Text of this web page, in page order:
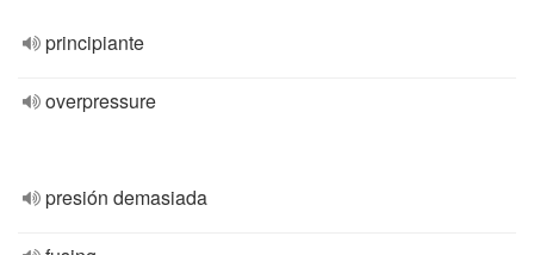
principiante
overpressure
presión demasiada